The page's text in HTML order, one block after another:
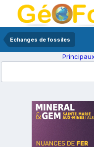
Echanges de fossiles